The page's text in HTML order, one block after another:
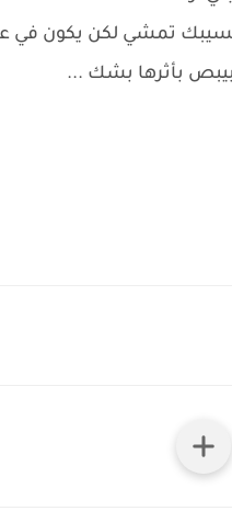
تمشي لكن يكون في
بأثرها بشك ...